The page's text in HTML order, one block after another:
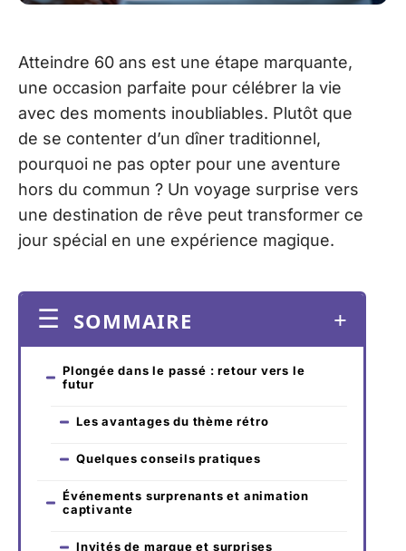
Atteindre 60 ans est une étape marquante,
une occasion parfaite pour célébrer la vie
avec des moments inoubliables. Plutôt que
de se contenter d’un dîner traditionnel,
pourquoi ne pas opter pour une aventure
hors du commun ? Un voyage surprise vers
une destination de rêve peut transformer ce
jour spécial en une expérience magique.
SOMMAIRE
Plongée dans le passé : retour vers le
futur
Les avantages du thème rétro
Quelques conseils pratiques
Événements surprenants et animation
captivante
Invités de marque et surprises